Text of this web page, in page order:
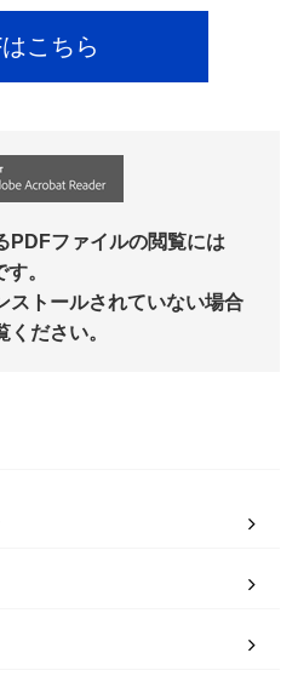
こちら
PDFファイルの閲覧には
。
ストールされていない場合
ださい。